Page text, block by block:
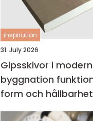
inspiration
31. July 2026
Gipsskivor i modern
byggnation funktion,
form och hållbarhet